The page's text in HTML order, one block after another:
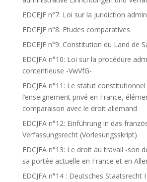
EDCEJF n°7: Loi sur la juridiction
EDCEJF n°8: Etudes comparatives
EDCEJF n°9: Constitution du Land de
EDCJFA n°10: Loi sur la procédure
contentieuse -VwVfG-
EDCJFA n°11: Le statut constitutionnel
l’enseignement privé en France,
comparaison avec le droit allemand
EDCJFA n°12: Einführung in das
Verfassungsrecht (Vorlesungsskript)
EDCJFA n°13: Le droit au travail -son
sa portée actuelle en France et en
EDCJFA n°14 : Deutsches Staatsrecht I